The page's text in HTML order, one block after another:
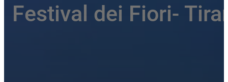
Festival dei Fiori-